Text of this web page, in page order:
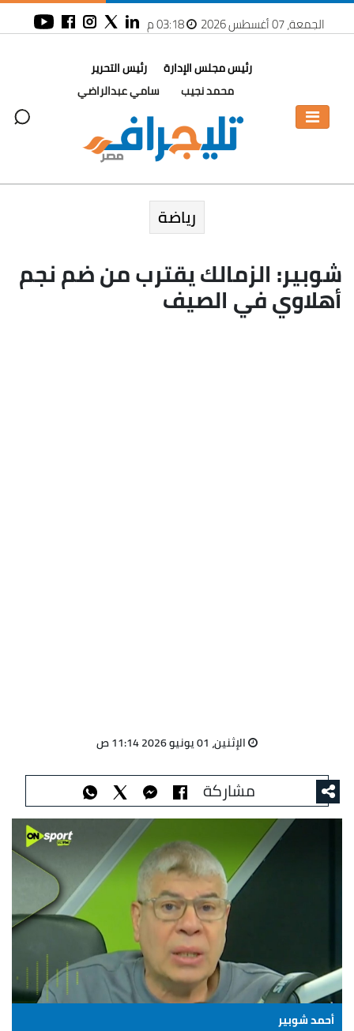
الجمعة، 07 أغسطس 2026 03:18 م
رئيس مجلس الإدارة
محمد نجيب
رئيس التحرير
سامي عبدالراضي
رياضة
شوبير: الزمالك يقترب من ضم نجم
أهلاوي في الصيف
الإثنين، 01 يونيو 2026 11:14 ص
مشاركة
أحمد شوبير